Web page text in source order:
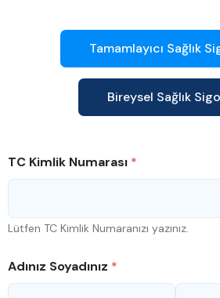
Tamamlayıcı Sağlık
Bireysel Sağlık
TC Kimlik Numarası *
Lütfen TC Kimlik Numaranızı yazınız.
Adınız Soyadınız *